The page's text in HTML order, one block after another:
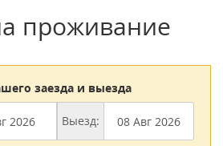
При этом обязательно учитывается
инновационное оборудование.
отлично отдохнуть от проблем
помогут грязевые ванны, ванны с
проживание
заезда и выезда
Выезд: